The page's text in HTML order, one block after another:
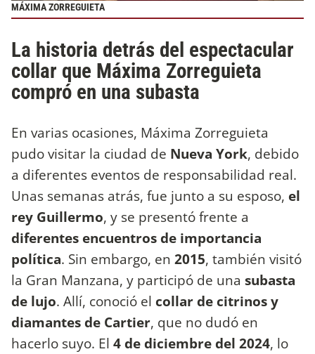
MÁXIMA ZORREGUIETA
La historia detrás del espectacular
collar que Máxima Zorreguieta
compró en una subasta
En varias ocasiones, Máxima Zorreguieta
pudo visitar la ciudad de Nueva York, debido
a diferentes eventos de responsabilidad real.
Unas semanas atrás, fue junto a su esposo, el
rey Guillermo, y se presentó frente a
diferentes encuentros de importancia
política. Sin embargo, en 2015, también visitó
la Gran Manzana, y participó de una subasta
de lujo. Allí, conoció el collar de citrinos y
diamantes de Cartier, que no dudó en
hacerlo suyo. El 4 de diciembre del 2024, lo